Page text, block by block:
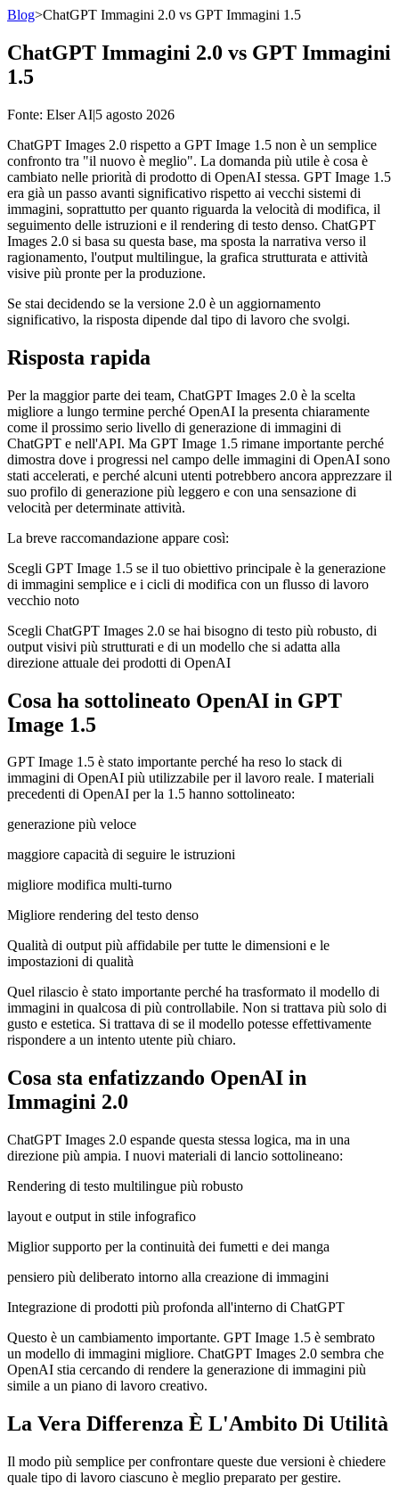
Blog>ChatGPT Immagini 2.0 vs GPT Immagini 1.5
ChatGPT Immagini 2.0 vs GPT Immagini
1.5
Fonte: Elser AI|5 agosto 2026
ChatGPT Images 2.0 rispetto a GPT Image 1.5 non è un semplice
confronto tra "il nuovo è meglio". La domanda più utile è cosa è
cambiato nelle priorità di prodotto di OpenAI stessa. GPT Image 1.5
era già un passo avanti significativo rispetto ai vecchi sistemi di
immagini, soprattutto per quanto riguarda la velocità di modifica, il
seguimento delle istruzioni e il rendering di testo denso. ChatGPT
Images 2.0 si basa su questa base, ma sposta la narrativa verso il
ragionamento, l'output multilingue, la grafica strutturata e attività
visive più pronte per la produzione.
Se stai decidendo se la versione 2.0 è un aggiornamento
significativo, la risposta dipende dal tipo di lavoro che svolgi.
Risposta rapida
Per la maggior parte dei team, ChatGPT Images 2.0 è la scelta
migliore a lungo termine perché OpenAI la presenta chiaramente
come il prossimo serio livello di generazione di immagini di
ChatGPT e nell'API. Ma GPT Image 1.5 rimane importante perché
dimostra dove i progressi nel campo delle immagini di OpenAI sono
stati accelerati, e perché alcuni utenti potrebbero ancora apprezzare il
suo profilo di generazione più leggero e con una sensazione di
velocità per determinate attività.
La breve raccomandazione appare così:
Scegli GPT Image 1.5 se il tuo obiettivo principale è la generazione
di immagini semplice e i cicli di modifica con un flusso di lavoro
vecchio noto
Scegli ChatGPT Images 2.0 se hai bisogno di testo più robusto, di
output visivi più strutturati e di un modello che si adatta alla
direzione attuale dei prodotti di OpenAI
Cosa ha sottolineato OpenAI in GPT
Image 1.5
GPT Image 1.5 è stato importante perché ha reso lo stack di
immagini di OpenAI più utilizzabile per il lavoro reale. I materiali
precedenti di OpenAI per la 1.5 hanno sottolineato:
generazione più veloce
maggiore capacità di seguire le istruzioni
migliore modifica multi-turno
Migliore rendering del testo denso
Qualità di output più affidabile per tutte le dimensioni e le
impostazioni di qualità
Quel rilascio è stato importante perché ha trasformato il modello di
immagini in qualcosa di più controllabile. Non si trattava più solo di
gusto e estetica. Si trattava di se il modello potesse effettivamente
rispondere a un intento utente più chiaro.
Cosa sta enfatizzando OpenAI in
Immagini 2.0
ChatGPT Images 2.0 espande questa stessa logica, ma in una
direzione più ampia. I nuovi materiali di lancio sottolineano:
Rendering di testo multilingue più robusto
layout e output in stile infografico
Miglior supporto per la continuità dei fumetti e dei manga
pensiero più deliberato intorno alla creazione di immagini
Integrazione di prodotti più profonda all'interno di ChatGPT
Questo è un cambiamento importante. GPT Image 1.5 è sembrato
un modello di immagini migliore. ChatGPT Images 2.0 sembra che
OpenAI stia cercando di rendere la generazione di immagini più
simile a un piano di lavoro creativo.
La Vera Differenza È L'Ambito Di Utilità
Il modo più semplice per confrontare queste due versioni è chiedere
quale tipo di lavoro ciascuno è meglio preparato per gestire.